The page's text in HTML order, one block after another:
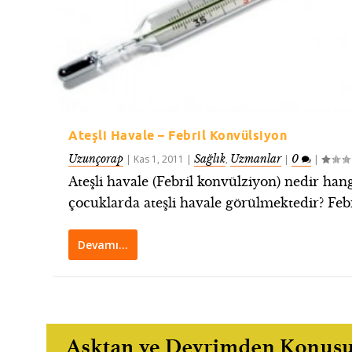
Ateşli Havale – Febril Konvülsiyon
Uzunçorap | Kas 1, 2011 |Sağlık, Uzmanlar| 0 |
Ateşli havale (Febril konvülziyon) nedir
çocuklarda ateşli havale görülmektedir?
Devamı…